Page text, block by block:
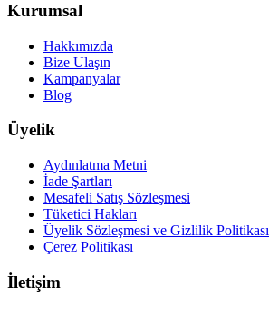
Kurumsal
Hakkımızda
Bize Ulaşın
Kampanyalar
Blog
Üyelik
Aydınlatma Metni
İade Şartları
Mesafeli Satış Sözleşmesi
Tüketici Hakları
Üyelik Sözleşmesi ve Gizlilik Politikası
Çerez Politikası
İletişim